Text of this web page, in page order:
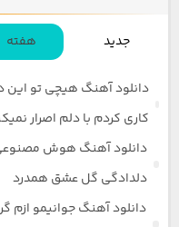
جدید هفته
دانلود آهنگ هیچی تو این
کاری کردم با دلم اصرار
دانلود آهنگ هوش
دلدادگی گل عشق همدرد
دانلود آهنگ جوانیمو